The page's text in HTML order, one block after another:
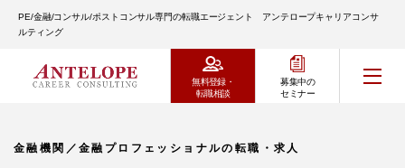
PE/金融/コンサル/ポストコンサル専門の転職エージェント アンテロープキャリアコンサ
ルティング
無料登録・
転職相談
募集中の
セミナー
金融機関／金融プロフェッショナルの転職・求人